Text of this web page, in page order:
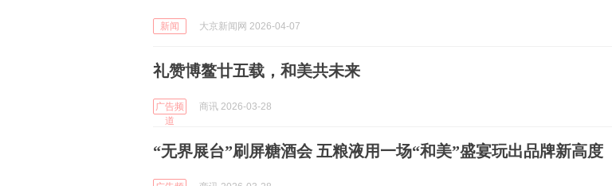
新闻 大京新闻网 2026-04-07
礼赞博鳌廿五载，和美共未来
广告频
道
商讯 2026-03-28
“无界展台”刷屏糖酒会 五粮液用一场“和美”盛宴玩出品牌新高度